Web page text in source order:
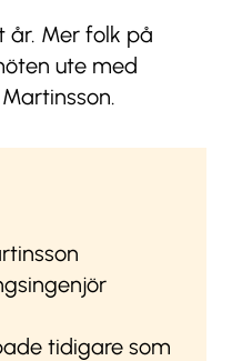
år. Mer folk på
ute med
tidigare som